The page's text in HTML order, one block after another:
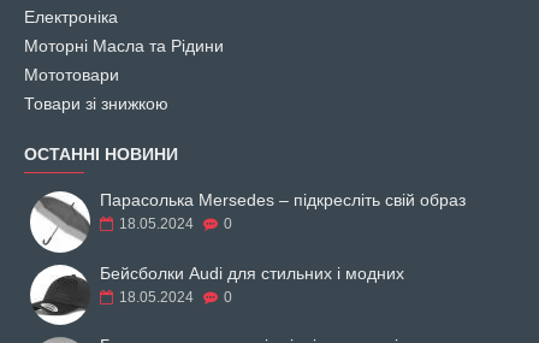
Електроніка
Моторні Масла та Рідини
Мототовари
Товари зі знижкою
ОСТАННІ НОВИНИ
Парасолька Mersedes – підкресліть свій образ
18.05.2024 0
Бейсболки Audi для стильних і модних
18.05.2024 0